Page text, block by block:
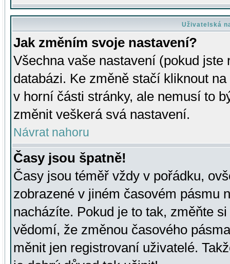
Uživatelská
Jak změním svoje nastavení?
Všechna vaše nastavení (pokud
databázi. Ke změně stačí kliknout
v horní části stránky, ale nemusí to
změnit veškerá svá nastavení.
Návrat nahoru
Časy jsou špatně!
Časy jsou téměř vždy v pořádku,
zobrazené v jiném časovém pásmu
nacházíte. Pokud je to tak, změňte
vědomí, že změnou časového
měnit jen registrovaní uživatelé.